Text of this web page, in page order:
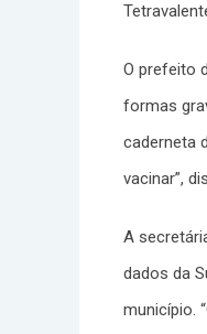
O prefeito
formas
caderneta
vacinar”,
A
dados da
município.